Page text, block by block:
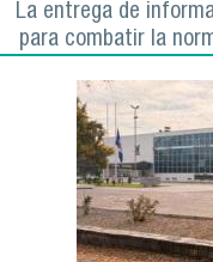
La entrega de
para combatir la